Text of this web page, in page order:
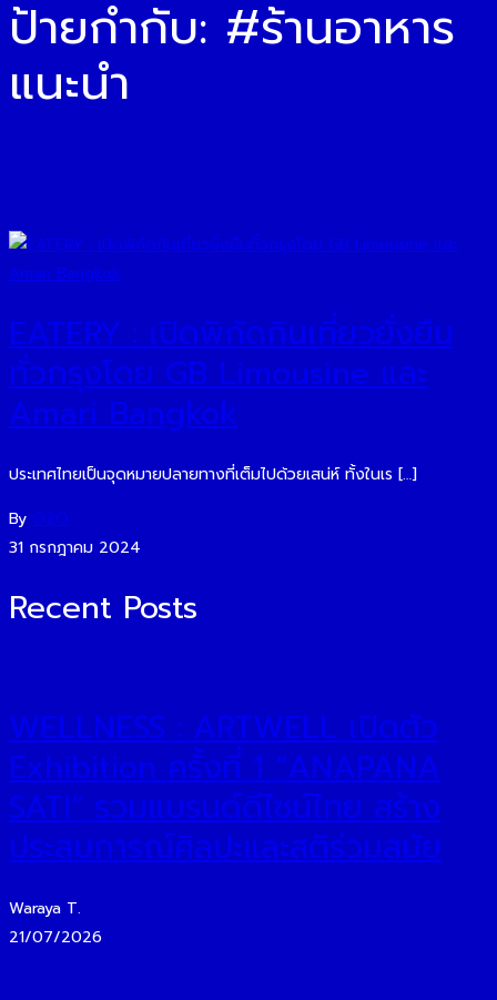
ป้ายกำกับ: #ร้านอาหาร
แนะนำ
EATERY : เปิดพิกัดกินเที่ยวยั่งยืน
ทั่วกรุงโดย GB Limousine และ
Amari Bangkok
ประเทศไทยเป็นจุดหมายปลายทางที่เต็มไปด้วยเสน่ห์ ทั้งในเร […]
By O2O
31 กรกฎาคม 2024
Recent Posts
WELLNESS : ARTWELL เปิดตัว
Exhibition ครั้งที่ 1 “ANAPANA
SATI” รวมแบรนด์ดีไซน์ไทย สร้าง
ประสบการณ์ศิลปะและสติร่วมสมัย
Waraya T.
21/07/2026